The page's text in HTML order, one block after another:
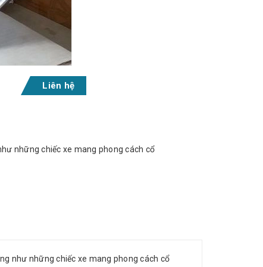
Liên hệ
những chiếc xe mang phong cách cổ
như những chiếc xe mang phong cách cổ